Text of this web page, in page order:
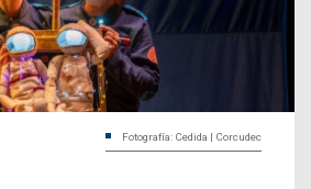
Fotografía: Cedida | Corcudec